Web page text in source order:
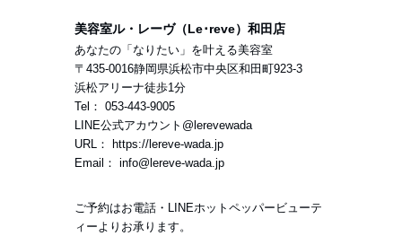
美容室ル・レーヴ（Le･reve）和田店
あなたの「なりたい」を叶える美容室
〒 435-0016静岡県浜松市中央区和田町923-3
浜松アリーナ徒歩1分
Tel： 053-443-9005
LINE公式アカウント @lerevewada
URL：
https://lereve-wada.jp
Email： info@lereve-wada.jp
ご予約はお電話・LINEホットペッパービューテ
ィーよりお承ります。